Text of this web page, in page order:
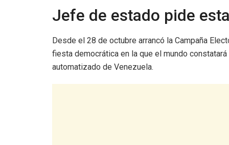
Jefe de estado pide
Desde el 28 de octubre arrancó la Campaña
fiesta democrática en la que el mundo
automatizado de Venezuela.